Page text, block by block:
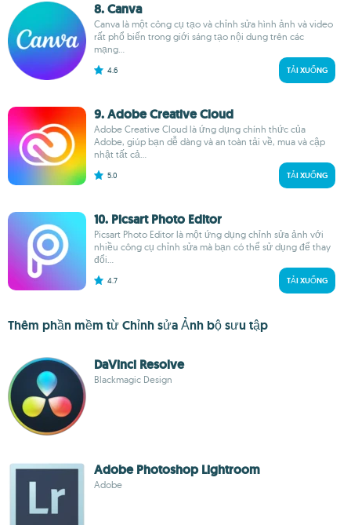
8. Canva
Canva là một công cụ tạo và chỉnh sửa hình ảnh và video
rất phổ biến trong giới sáng tạo nội dung trên các
mạng...
4.6 TẢI XUỐNG
9. Adobe Creative Cloud
Adobe Creative Cloud là ứng dụng chính thức của
Adobe, giúp bạn dễ dàng và an toàn tải về, mua và cập
nhật tất cả...
5.0 TẢI XUỐNG
10. Picsart Photo Editor
Picsart Photo Editor là một ứng dụng chỉnh sửa ảnh với
nhiều công cụ chỉnh sửa mà bạn có thể sử dụng để thay
đổi...
4.7 TẢI XUỐNG
Thêm phần mềm từ Chỉnh sửa Ảnh bộ sưu tập
DaVinci Resolve
Blackmagic Design
Adobe Photoshop Lightroom
Adobe